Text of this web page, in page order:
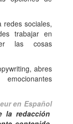
redes sociales,
trabajar en
las cosas
abres
en Español
la redacción